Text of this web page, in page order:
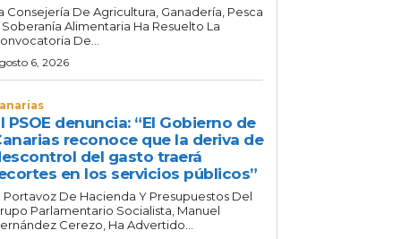
Consejería De Agricultura, Ganadería, Pesca
Soberanía Alimentaria Ha Resuelto La
De...
6, 2026
PSOE denuncia: “El Gobierno de
reconoce que la deriva de
del gasto traerá
en los servicios públicos”
Portavoz De Hacienda Y Presupuestos Del
Parlamentario Socialista, Manuel
Cerezo, Ha Advertido...